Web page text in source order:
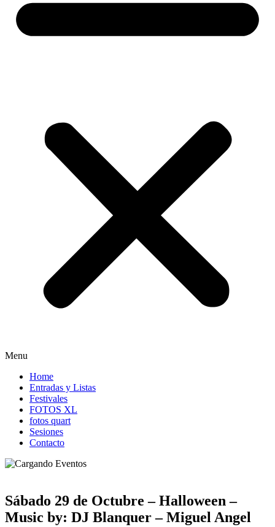
Menu
Home
Entradas y Listas
Festivales
FOTOS XL
fotos quart
Sesiones
Contacto
Sábado 29 de Octubre – Halloween –
Music by: DJ Blanquer – Miguel Angel